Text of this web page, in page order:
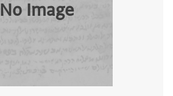
No Image